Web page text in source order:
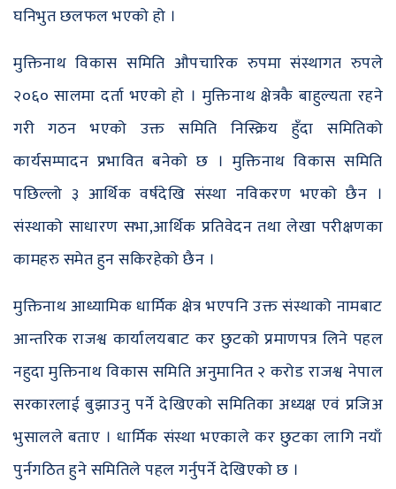
घनिभुत छलफल भएको हो ।
मुक्तिनाथ विकास समिति औपचारिक रुपमा संस्थागत रुपले
२०६० सालमा दर्ता भएको हो । मुक्तिनाथ क्षेत्रकै बाहुल्यता रहने
गरी गठन भएको उक्त समिति निस्क्रिय हुँदा समितिको
कार्यसम्पादन प्रभावित बनेको छ । मुक्तिनाथ विकास समिति
पछिल्लो ३ आर्थिक वर्षदेखि संस्था नविकरण भएको छैन ।
संस्थाको साधारण सभा,आर्थिक प्रतिवेदन तथा लेखा परीक्षणका
कामहरु समेत हुन सकिरहेको छैन ।
मुक्तिनाथ आध्यामिक धार्मिक क्षेत्र भएपनि उक्त संस्थाको नामबाट
आन्तरिक राजश्व कार्यालयबाट कर छुटको प्रमाणपत्र लिने पहल
नहुदा मुक्तिनाथ विकास समिति अनुमानित २ करोड राजश्व नेपाल
सरकारलाई बुझाउनु पर्ने देखिएको समितिका अध्यक्ष एवं प्रजिअ
भुसालले बताए । धार्मिक संस्था भएकाले कर छुटका लागि नयाँ
पुर्नगठित हुने समितिले पहल गर्नुपर्ने देखिएको छ ।